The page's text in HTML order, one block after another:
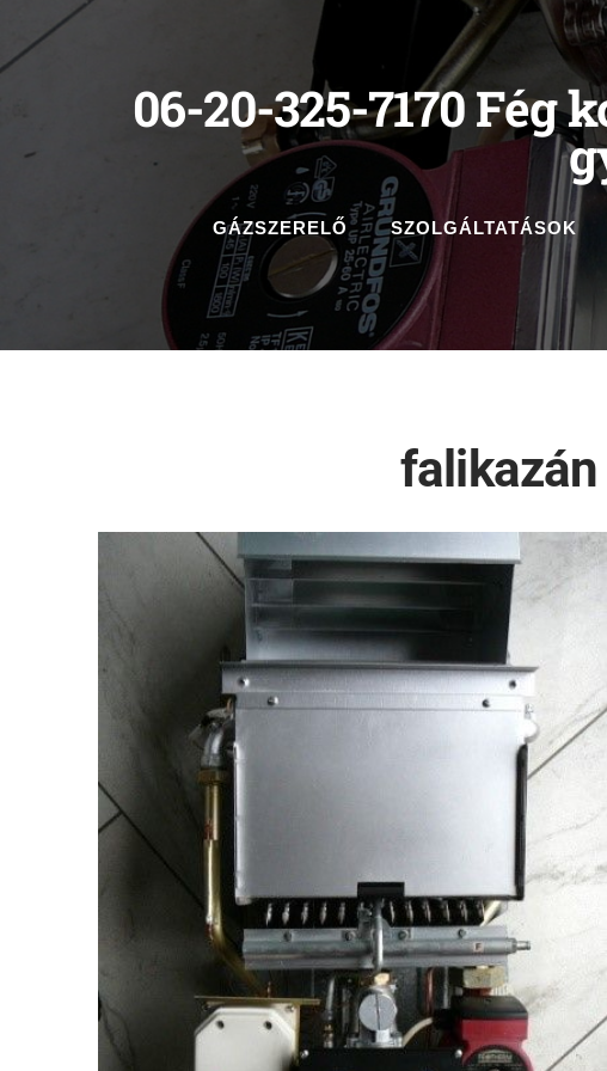
06-20-325-7170 Fég
GÁZSZERELŐ SZOLGÁLTATÁSOK